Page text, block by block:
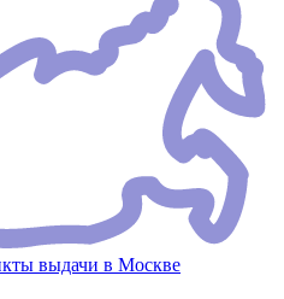
выдачи в Москве